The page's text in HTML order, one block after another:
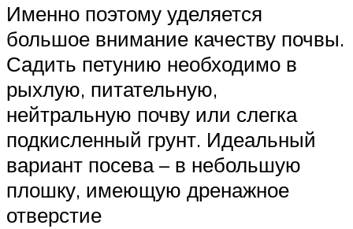
Именно поэтому уделяется
большое внимание качеству почвы.
Садить петунию необходимо в
рыхлую, питательную,
нейтральную почву или слегка
подкисленный грунт. Идеальный
вариант посева – в небольшую
плошку, имеющую дренажное
отверстие